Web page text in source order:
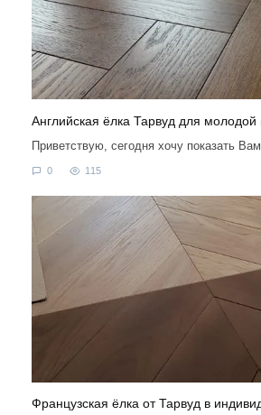
Английская ёлка Тарвуд для
Приветствую, сегодня хочу показать
0 115
Французская ёлка от Тарвуд в